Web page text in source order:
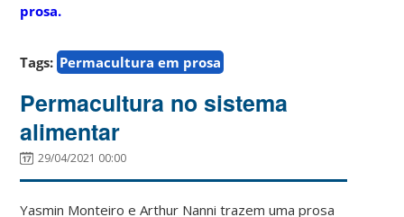
prosa.
Tags: Permacultura em prosa
Permacultura no sistema
alimentar
29/04/2021 00:00
Yasmin Monteiro e Arthur Nanni trazem uma prosa